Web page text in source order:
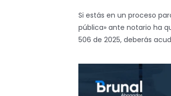
Si estás en un proceso
pública» ante notario ha
506 de 2025, deberás